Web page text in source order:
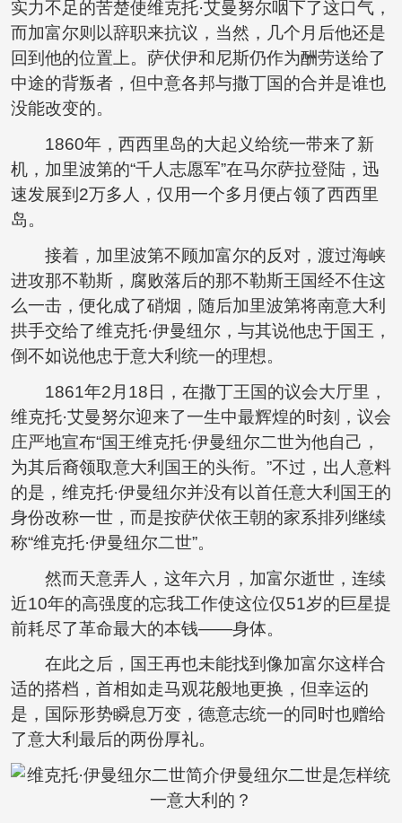
实力不足的苦楚使维克托·艾曼努尔咽下了这口气，
而加富尔则以辞职来抗议，当然，几个月后他还是
回到他的位置上。萨伏伊和尼斯仍作为酬劳送给了
中途的背叛者，但中意各邦与撒丁国的合并是谁也
没能改变的。
1860年，西西里岛的大起义给统一带来了新
机，加里波第的“千人志愿军”在马尔萨拉登陆，迅
速发展到2万多人，仅用一个多月便占领了西西里
岛。
接着，加里波第不顾加富尔的反对，渡过海峡
进攻那不勒斯，腐败落后的那不勒斯王国经不住这
么一击，便化成了硝烟，随后加里波第将南意大利
拱手交给了维克托·伊曼纽尔，与其说他忠于国王，
倒不如说他忠于意大利统一的理想。
1861年2月18日，在撒丁王国的议会大厅里，
维克托·艾曼努尔迎来了一生中最辉煌的时刻，议会
庄严地宣布“国王维克托·伊曼纽尔二世为他自己，
为其后裔领取意大利国王的头衔。”不过，出人意料
的是，维克托·伊曼纽尔并没有以首任意大利国王的
身份改称一世，而是按萨伏依王朝的家系排列继续
称“维克托·伊曼纽尔二世”。
然而天意弄人，这年六月，加富尔逝世，连续
近10年的高强度的忘我工作使这位仅51岁的巨星提
前耗尽了革命最大的本钱——身体。
在此之后，国王再也未能找到像加富尔这样合
适的搭档，首相如走马观花般地更换，但幸运的
是，国际形势瞬息万变，德意志统一的同时也赠给
了意大利最后的两份厚礼。